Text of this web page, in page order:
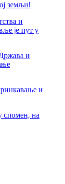
земљи!
и
је пут у
и
и
спомен, на